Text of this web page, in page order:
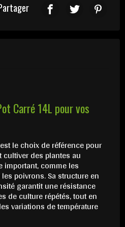
Carré 14L pour vos
le choix de référence pour
des plantes au
important, comme les
poivrons. Sa structure en
garantit une résistance
de culture répétés, tout en
variations de température